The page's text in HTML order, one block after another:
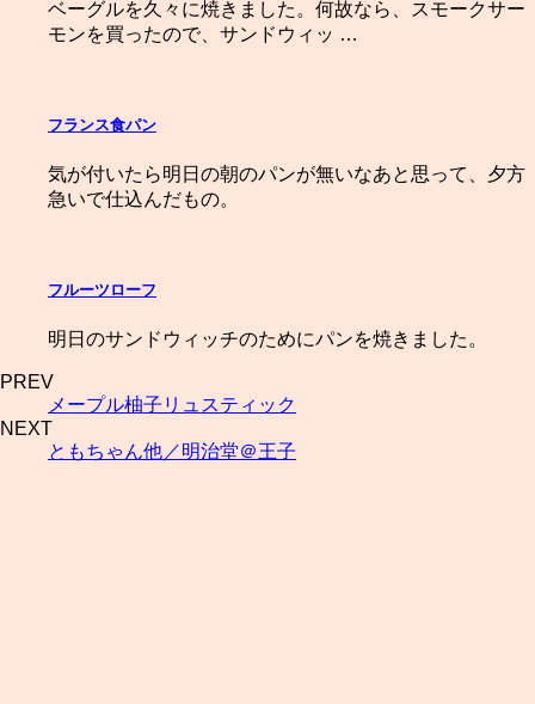
ベーグルを久々に焼きました。何故なら、スモークサー
モンを買ったので、サンドウィッ …
フランス食パン
気が付いたら明日の朝のパンが無いなあと思って、夕方
急いで仕込んだもの。
フルーツローフ
明日のサンドウィッチのためにパンを焼きました。
PREV
メープル柚子リュスティック
NEXT
ともちゃん他／明治堂＠王子